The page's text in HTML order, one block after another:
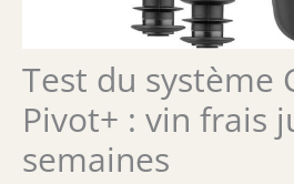
Test du système
Pivot+ : vin frais
semaines